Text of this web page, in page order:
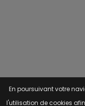
En poursuivant votre
l'utilisation de cookies